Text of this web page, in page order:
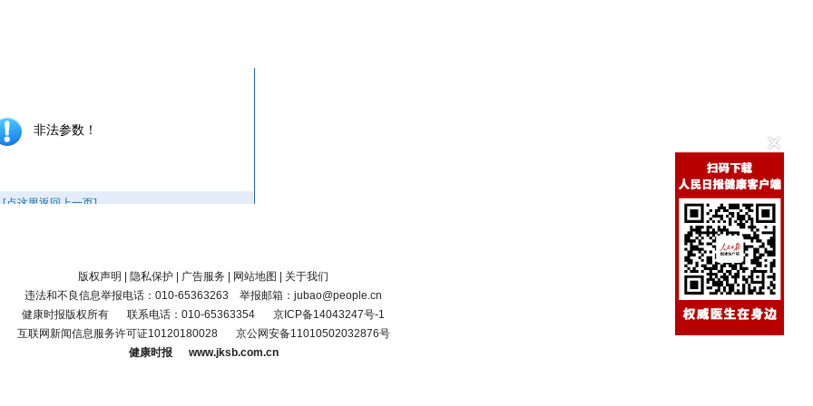
版权声明 隐私保护 广告服务 网站地图
关于我们
违法和不良信息举报电话：010-65363263 举报邮箱：jubao@people.cn
健康时报版权所有
联系电话：010-65363354
京ICP备14043247号-1
互联网新闻信息服务许可证10120180028
京公网安备11010502032876号
健康时报 www.jksb.com.cn